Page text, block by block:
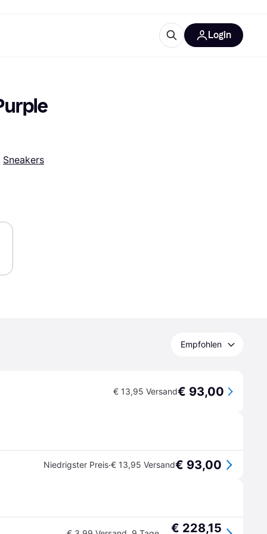
Login
Sneakers
Empfohlen
€ 13,95 Versand€ 93,00
Niedrigster Preis·€ 13,95 Versand€ 93,00
€ 228,15